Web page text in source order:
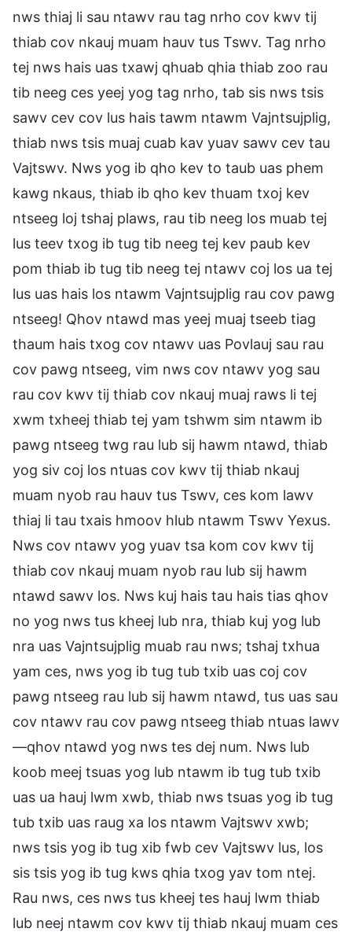
nws thiaj li sau ntawv rau tag nrho cov kwv tij
thiab cov nkauj muam hauv tus Tswv. Tag nrho
tej nws hais uas txawj qhuab qhia thiab zoo rau
tib neeg ces yeej yog tag nrho, tab sis nws tsis
sawv cev cov lus hais tawm ntawm Vajntsujplig,
thiab nws tsis muaj cuab kav yuav sawv cev tau
Vajtswv. Nws yog ib qho kev to taub uas phem
kawg nkaus, thiab ib qho kev thuam txoj kev
ntseeg loj tshaj plaws, rau tib neeg los muab tej
lus teev txog ib tug tib neeg tej kev paub kev
pom thiab ib tug tib neeg tej ntawv coj los ua tej
lus uas hais los ntawm Vajntsujplig rau cov pawg
ntseeg! Qhov ntawd mas yeej muaj tseeb tiag
thaum hais txog cov ntawv uas Povlauj sau rau
cov pawg ntseeg, vim nws cov ntawv yog sau
rau cov kwv tij thiab cov nkauj muaj raws li tej
xwm txheej thiab tej yam tshwm sim ntawm ib
pawg ntseeg twg rau lub sij hawm ntawd, thiab
yog siv coj los ntuas cov kwv tij thiab nkauj
muam nyob rau hauv tus Tswv, ces kom lawv
thiaj li tau txais hmoov hlub ntawm Tswv Yexus.
Nws cov ntawv yog yuav tsa kom cov kwv tij
thiab cov nkauj muam nyob rau lub sij hawm
ntawd sawv los. Nws kuj hais tau hais tias qhov
no yog nws tus kheej lub nra, thiab kuj yog lub
nra uas Vajntsujplig muab rau nws; tshaj txhua
yam ces, nws yog ib tug tub txib uas coj cov
pawg ntseeg rau lub sij hawm ntawd, tus uas sau
cov ntawv rau cov pawg ntseeg thiab ntuas lawv
—qhov ntawd yog nws tes dej num. Nws lub
koob meej tsuas yog lub ntawm ib tug tub txib
uas ua hauj lwm xwb, thiab nws tsuas yog ib tug
tub txib uas raug xa los ntawm Vajtswv xwb;
nws tsis yog ib tug xib fwb cev Vajtswv lus, los
sis tsis yog ib tug kws qhia txog yav tom ntej.
Rau nws, ces nws tus kheej tes hauj lwm thiab
lub neej ntawm cov kwv tij thiab nkauj muam ces